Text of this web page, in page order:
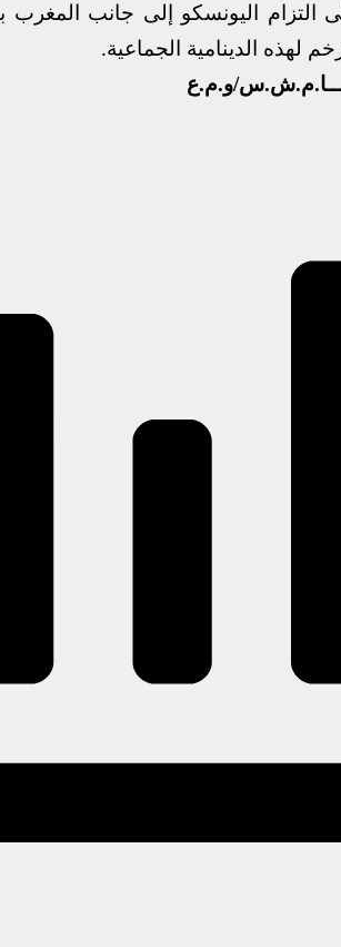
التزام اليونسكو إلى جانب المغرب
لهذه الدينامية الجماعية.
و.م.ع